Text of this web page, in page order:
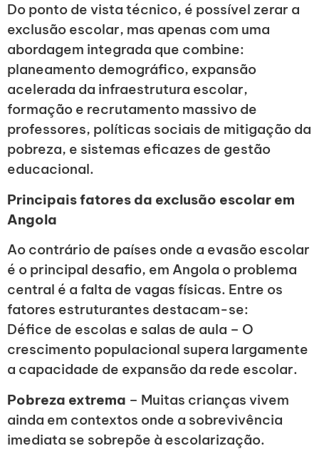
Do ponto de vista técnico, é possível zerar a
exclusão escolar, mas apenas com uma
abordagem integrada que combine:
planeamento demográfico, expansão
acelerada da infraestrutura escolar,
formação e recrutamento massivo de
professores, políticas sociais de mitigação da
pobreza, e sistemas eficazes de gestão
educacional.
Principais fatores da exclusão escolar em
Angola
Ao contrário de países onde a evasão escolar
é o principal desafio, em Angola o problema
central é a falta de vagas físicas. Entre os
fatores estruturantes destacam-se:
Défice de escolas e salas de aula – O
crescimento populacional supera largamente
a capacidade de expansão da rede escolar.
Pobreza extrema – Muitas crianças vivem
ainda em contextos onde a sobrevivência
imediata se sobrepõe à escolarização.